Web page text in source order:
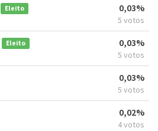
Eleito 0,03%
5 votos
Eleito 0,03%
5 votos
0,03%
5 votos
0,02%
4 votos